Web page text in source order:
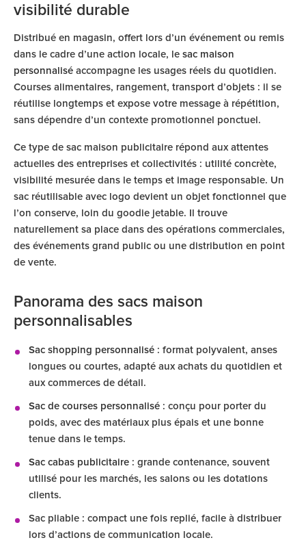
visibilité durable
Distribué en magasin, offert lors d’un événement ou remis
dans le cadre d’une action locale, le sac maison
personnalisé accompagne les usages réels du quotidien.
Courses alimentaires, rangement, transport d’objets : il se
réutilise longtemps et expose votre message à répétition,
sans dépendre d’un contexte promotionnel ponctuel.
Ce type de sac maison publicitaire répond aux attentes
actuelles des entreprises et collectivités : utilité concrète,
visibilité mesurée dans le temps et image responsable. Un
sac réutilisable avec logo devient un objet fonctionnel que
l’on conserve, loin du goodie jetable. Il trouve
naturellement sa place dans des opérations commerciales,
des événements grand public ou une distribution en point
de vente.
Panorama des sacs maison
personnalisables
Sac shopping personnalisé : format polyvalent, anses
longues ou courtes, adapté aux achats du quotidien et
aux commerces de détail.
Sac de courses personnalisé : conçu pour porter du
poids, avec des matériaux plus épais et une bonne
tenue dans le temps.
Sac cabas publicitaire : grande contenance, souvent
utilisé pour les marchés, les salons ou les dotations
clients.
Sac pliable : compact une fois replié, facile à distribuer
lors d’actions de communication locale.